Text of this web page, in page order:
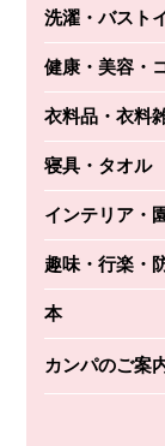
洗濯・バスト
健康・美容・
衣料品・衣料
寝具・タオル
インテリア・
趣味・行楽・
本
カンパのご案